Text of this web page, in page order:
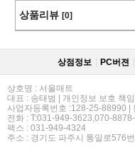
상품리뷰 [0]
상점정보 PC버젼
상호명 : 서울매트
대표 : 송태범 | 개인정보 보호 책
사업자등록번호 :128-25-88990 |
전화 : T:031-949-3623,070-
팩스 : 031-949-4324
주소 : 경기도 파주시 통일로576